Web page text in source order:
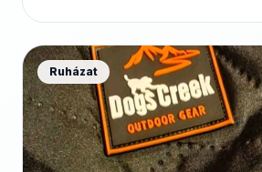
Ruházat